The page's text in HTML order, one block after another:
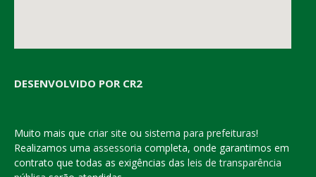
DESENVOLVIDO POR CR2
Muito mais que criar site ou sistema para prefeituras!
Realizamos uma assessoria completa, onde garantimos em
contrato que todas as exigências das leis de transparência